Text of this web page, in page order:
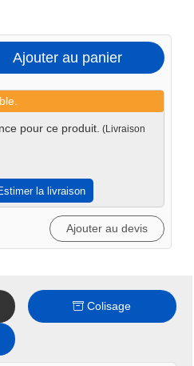
Ajouter au panier
pour ce produit. (Livraison
la livraison
Ajouter au devis
Colisage